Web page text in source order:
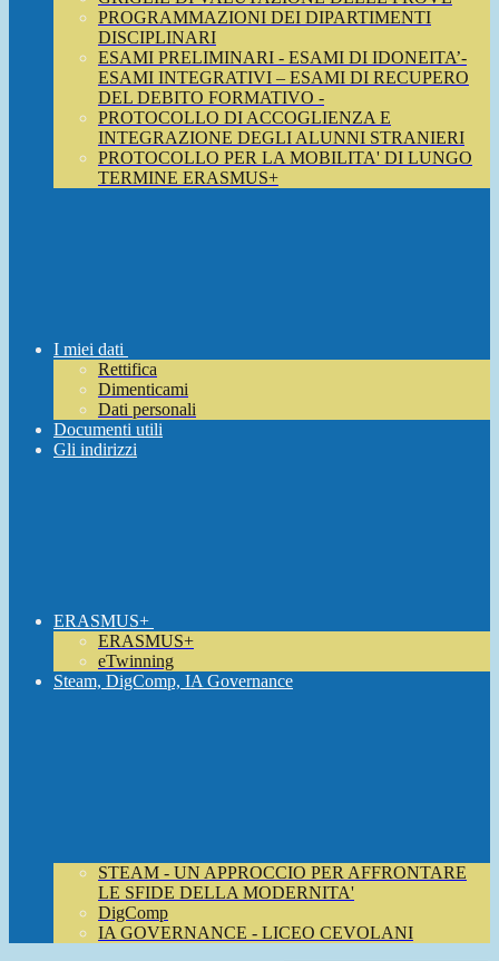
PROGRAMMAZIONI DEI DIPARTIMENTI
DISCIPLINARI
ESAMI PRELIMINARI - ESAMI DI IDONEITA’-
ESAMI INTEGRATIVI – ESAMI DI RECUPERO
DEL DEBITO FORMATIVO -
PROTOCOLLO DI ACCOGLIENZA E
INTEGRAZIONE DEGLI ALUNNI STRANIERI
PROTOCOLLO PER LA MOBILITA' DI LUNGO
TERMINE ERASMUS+
I miei dati
Rettifica
Dimenticami
Dati personali
Documenti utili
Gli indirizzi
ERASMUS+
ERASMUS+
eTwinning
Steam, DigComp, IA Governance
STEAM - UN APPROCCIO PER AFFRONTARE
LE SFIDE DELLA MODERNITA'
DigComp
IA GOVERNANCE - LICEO CEVOLANI